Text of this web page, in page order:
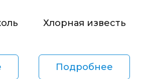
Хлорная известь
Подробнее